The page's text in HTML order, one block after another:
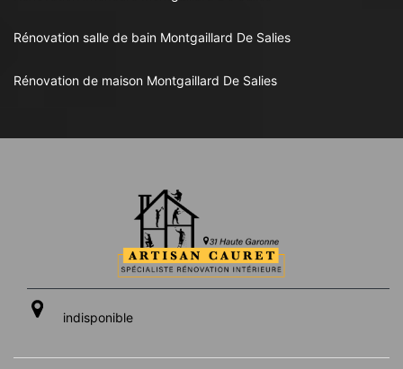
Rénovation salle de bain Montgaillard De Salies
Rénovation de maison Montgaillard De Salies
indisponible